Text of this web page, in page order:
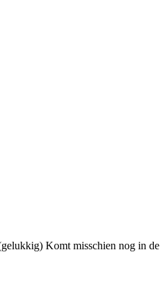
Komt misschien nog in de